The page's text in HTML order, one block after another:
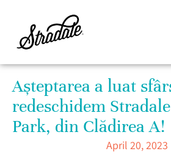
Așteptarea a luat
redeschidem
Park, din Clădirea A!
April 20, 2023